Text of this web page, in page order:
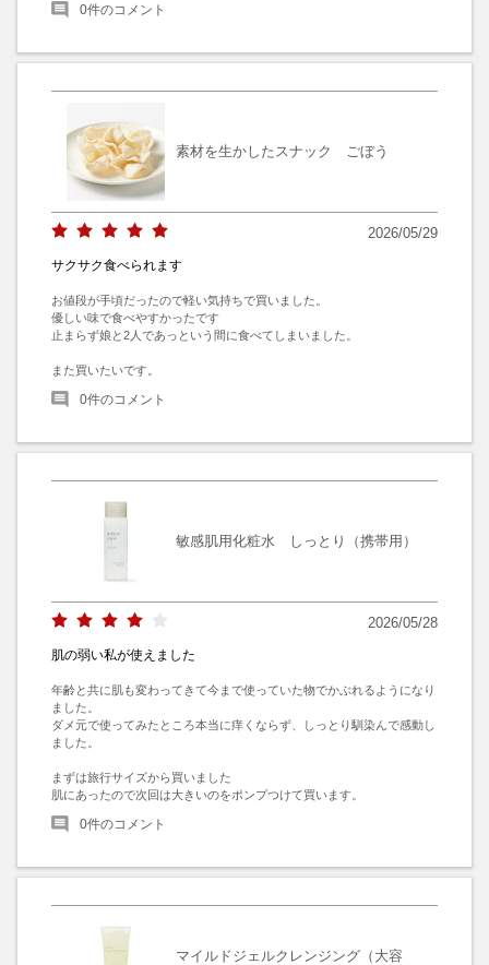
0件のコメント
素材を生かしたスナック ごぼう
2026/05/29
サクサク食べられます
お値段が手頃だったので軽い気持ちで買いました。
優しい味で食べやすかったです
止まらず娘と2人であっという間に食べてしまいました。
また買いたいです。
0件のコメント
敏感肌用化粧水 しっとり（携帯用）
2026/05/28
肌の弱い私が使えました
年齢と共に肌も変わってきて今まで使っていた物でかぶれるようになり
ました。
ダメ元で使ってみたところ本当に痒くならず、しっとり馴染んで感動し
ました。
まずは旅行サイズから買いました
肌にあったので次回は大きいのをポンプつけて買います。
0件のコメント
マイルドジェルクレンジング（大容